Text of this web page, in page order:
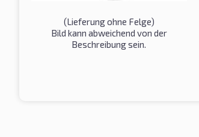
(Lieferung ohne Felge)
Bild kann abweichend von der
Beschreibung sein.